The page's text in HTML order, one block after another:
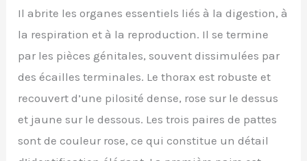
Il abrite les organes essentiels liés à la digestion, à
la respiration et à la reproduction. Il se termine
par les pièces génitales, souvent dissimulées par
des écailles terminales. Le thorax est robuste et
recouvert d’une pilosité dense, rose sur le dessus
et jaune sur le dessous. Les trois paires de pattes
sont de couleur rose, ce qui constitue un détail